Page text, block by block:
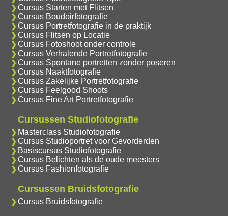
Cursus Starten met Flitsen
Cursus Boudoirfotografie
Cursus Portretfotografie in de praktijk
Cursus Flitsen op Locatie
Cursus Fotoshoot onder controle
Cursus Verhalende Portretfotografie
Cursus Spontane portretten zonder poseren
Cursus Naaktfotografie
Cursus Zakelijke Portretfotografie
Cursus Feelgood Shoots
Cursus Fine Art Portretfotografie
Cursussen Studiofotografie
Masterclass Studiofotografie
Cursus Studioportret voor Gevorderden
Basiscursus Studiofotografie
Cursus Belichten als de oude meesters
Cursus Fashionfotografie
Cursussen Bruidsfotografie
Cursus Bruidsfotografie